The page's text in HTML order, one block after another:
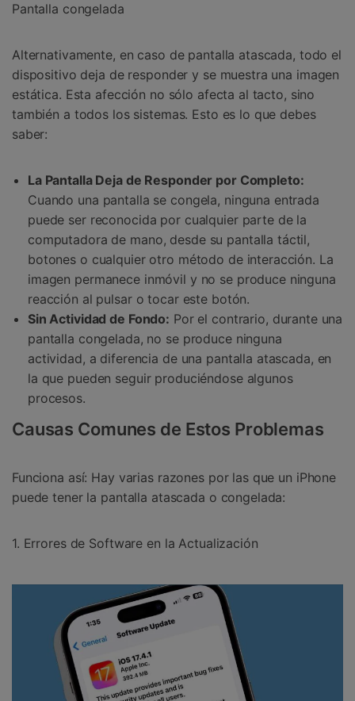
Pantalla congelada
Alternativamente, en caso de pantalla atascada, todo el
dispositivo deja de responder y se muestra una imagen
estática. Esta afección no sólo afecta al tacto, sino
también a todos los sistemas. Esto es lo que debes
saber:
La Pantalla Deja de Responder por Completo:
Cuando una pantalla se congela, ninguna entrada
puede ser reconocida por cualquier parte de la
computadora de mano, desde su pantalla táctil,
botones o cualquier otro método de interacción. La
imagen permanece inmóvil y no se produce ninguna
reacción al pulsar o tocar este botón.
Sin Actividad de Fondo: Por el contrario, durante una
pantalla congelada, no se produce ninguna
actividad, a diferencia de una pantalla atascada, en
la que pueden seguir produciéndose algunos
procesos.
Causas Comunes de Estos Problemas
Funciona así: Hay varias razones por las que un iPhone
puede tener la pantalla atascada o congelada:
1. Errores de Software en la Actualización